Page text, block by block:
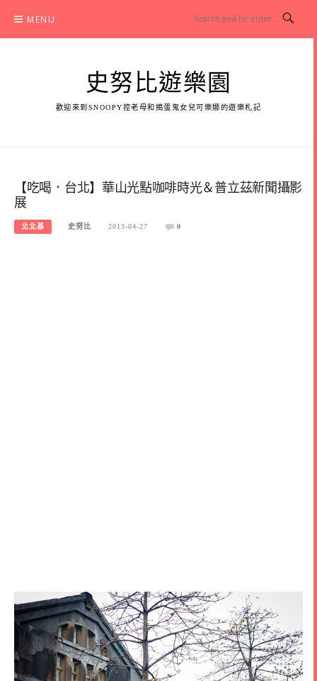
content
MENU
史努比遊樂園
歡迎來到SNOOPY控老母和搗蛋鬼女兒可樂娜的遊樂札記
【吃喝．台北】華山光點咖啡時光＆普立茲新聞攝影
展
北北基 史努比 2013-04-27 0